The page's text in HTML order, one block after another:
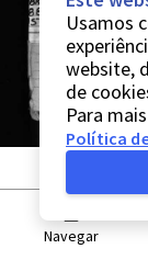
Navegar
Usamos
website,
de
Para
Política